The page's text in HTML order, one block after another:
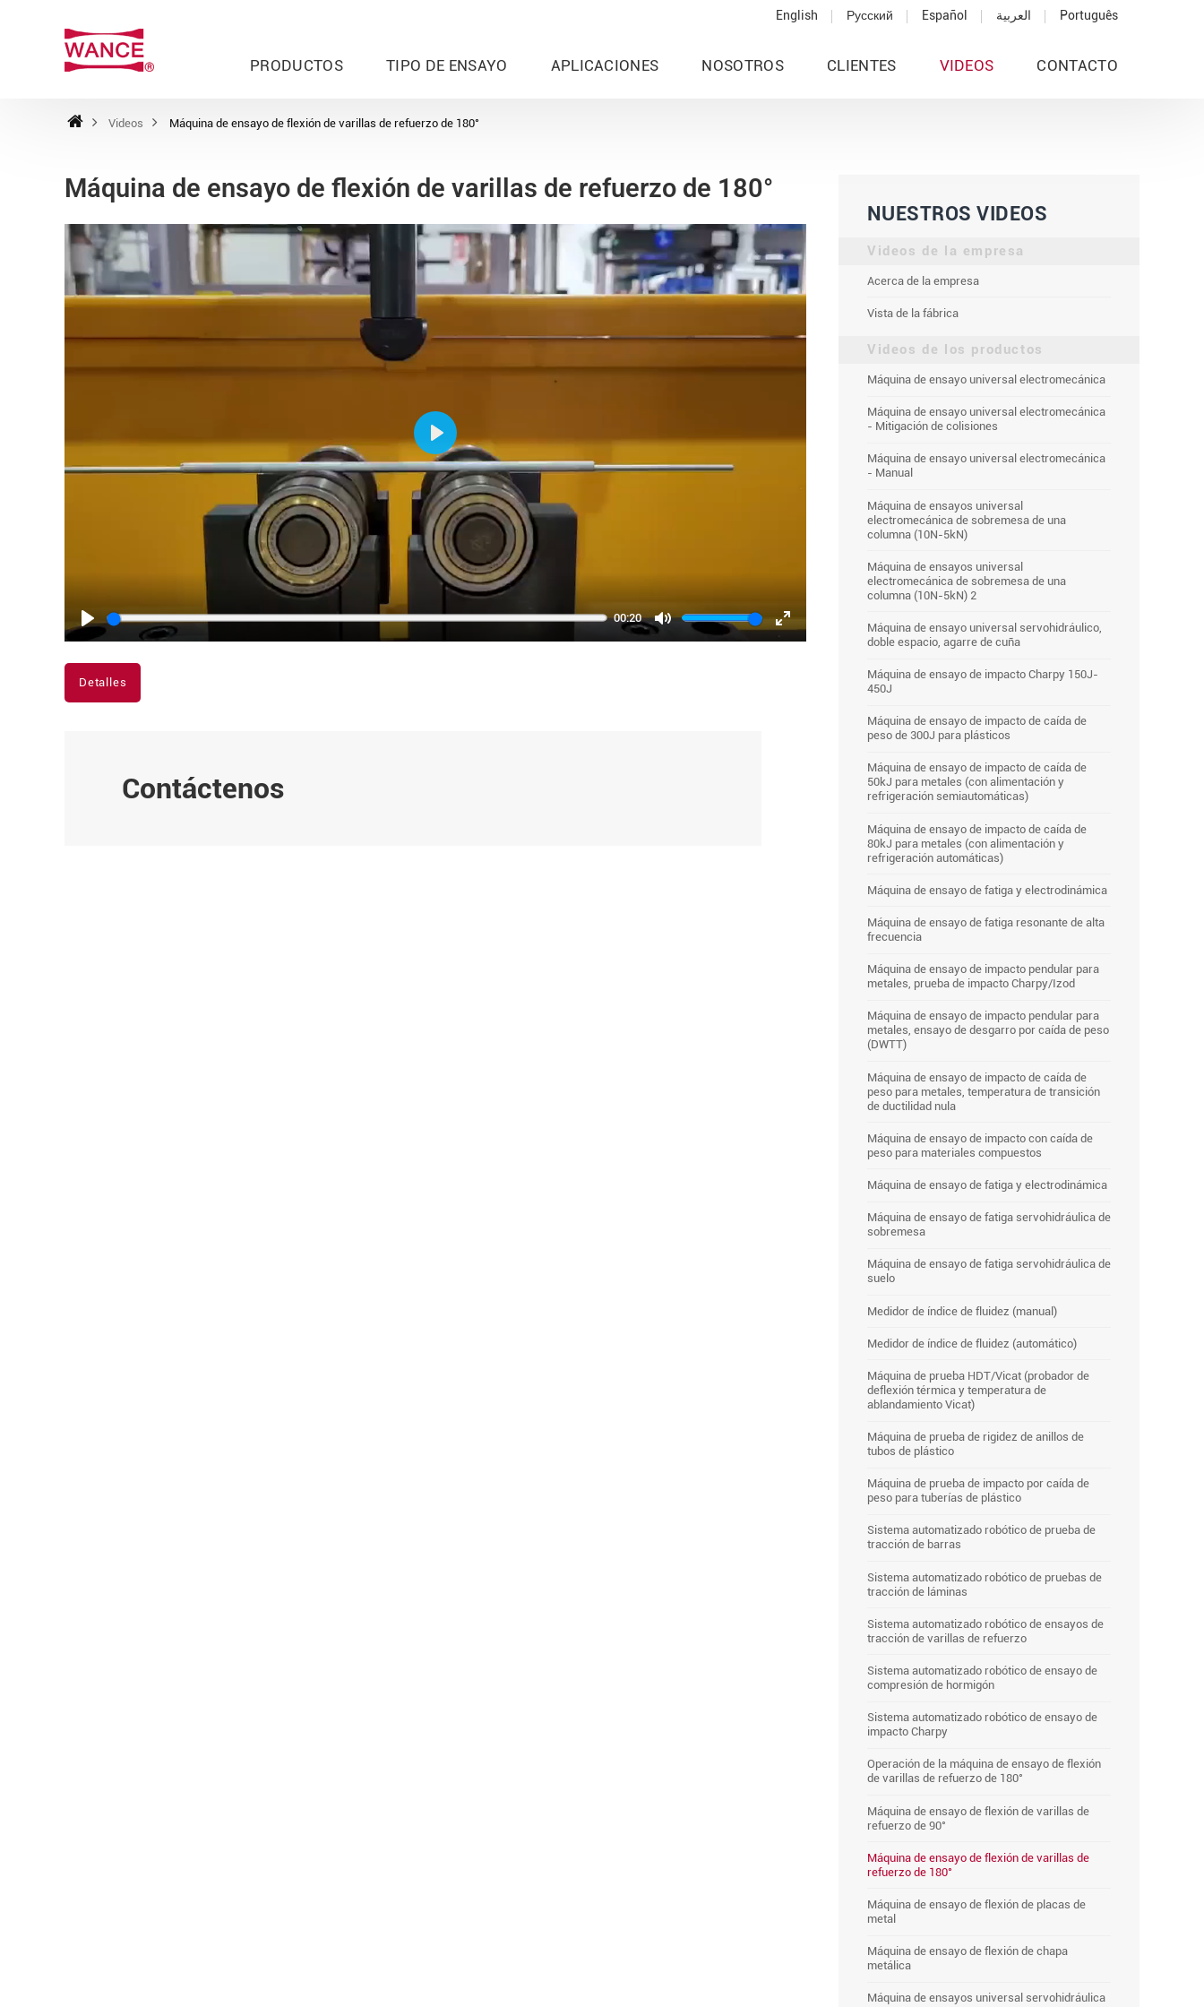
English Русский Español العربية Português
PRODUCTOS TIPO DE ENSAYO APLICACIONES NOSOTROS CLIENTES VIDEOS CONTACTO
Videos Máquina de ensayo de flexión de varillas de refuerzo de 180°
Máquina de ensayo de flexión de varillas de refuerzo de 180°
Play
00:20
Play
Detalles
Contáctenos
NUESTROS VIDEOS
Videos de la empresa
Acerca de la empresa
Vista de la fábrica
Videos de los productos
Máquina de ensayo universal electromecánica
Máquina de ensayo universal electromecánica
- Mitigación de colisiones
Máquina de ensayo universal electromecánica
- Manual
Máquina de ensayos universal
electromecánica de sobremesa de una
columna (10N-5kN)
Máquina de ensayos universal
electromecánica de sobremesa de una
columna (10N-5kN) 2
Máquina de ensayo universal servohidráulico,
doble espacio, agarre de cuña
Máquina de ensayo de impacto Charpy 150J-
450J
Máquina de ensayo de impacto de caída de
peso de 300J para plásticos
Máquina de ensayo de impacto de caída de
50kJ para metales (con alimentación y
refrigeración semiautomáticas)
Máquina de ensayo de impacto de caída de
80kJ para metales (con alimentación y
refrigeración automáticas)
Máquina de ensayo de fatiga y electrodinámica
Máquina de ensayo de fatiga resonante de alta
frecuencia
Máquina de ensayo de impacto pendular para
metales, prueba de impacto Charpy/Izod
Máquina de ensayo de impacto pendular para
metales, ensayo de desgarro por caída de peso
(DWTT)
Máquina de ensayo de impacto de caída de
peso para metales, temperatura de transición
de ductilidad nula
Máquina de ensayo de impacto con caída de
peso para materiales compuestos
Máquina de ensayo de fatiga y electrodinámica
Máquina de ensayo de fatiga servohidráulica de
sobremesa
Máquina de ensayo de fatiga servohidráulica de
suelo
Medidor de índice de fluidez (manual)
Medidor de índice de fluidez (automático)
Máquina de prueba HDT/Vicat (probador de
deflexión térmica y temperatura de
ablandamiento Vicat)
Máquina de prueba de rigidez de anillos de
tubos de plástico
Máquina de prueba de impacto por caída de
peso para tuberías de plástico
Sistema automatizado robótico de prueba de
tracción de barras
Sistema automatizado robótico de pruebas de
tracción de láminas
Sistema automatizado robótico de ensayos de
tracción de varillas de refuerzo
Sistema automatizado robótico de ensayo de
compresión de hormigón
Sistema automatizado robótico de ensayo de
impacto Charpy
Operación de la máquina de ensayo de flexión
de varillas de refuerzo de 180°
Máquina de ensayo de flexión de varillas de
refuerzo de 90°
Máquina de ensayo de flexión de varillas de
refuerzo de 180°
Máquina de ensayo de flexión de placas de
metal
Máquina de ensayo de flexión de chapa
metálica
Máquina de ensayos universal servohidráulica